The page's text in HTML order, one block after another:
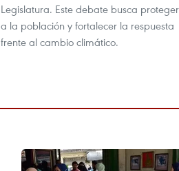
Legislatura. Este debate busca proteger
a la población y fortalecer la respuesta
frente al cambio climático.